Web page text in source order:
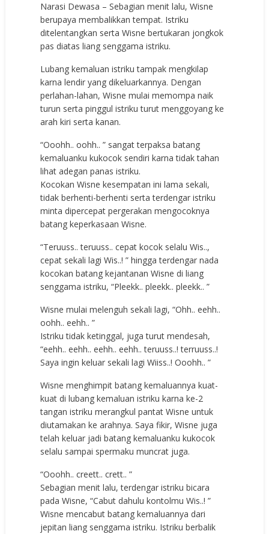
Narasi Dewasa – Sebagian menit lalu, Wisne
berupaya membalikkan tempat. Istriku
ditelentangkan serta Wisne bertukaran jongkok
pas diatas liang senggama istriku.
Lubang kemaluan istriku tampak mengkilap
karna lendir yang dikeluarkannya. Dengan
perlahan-lahan, Wisne mulai memompa naik
turun serta pinggul istriku turut menggoyang ke
arah kiri serta kanan.
“Ooohh.. oohh.. ” sangat terpaksa batang
kemaluanku kukocok sendiri karna tidak tahan
lihat adegan panas istriku.
Kocokan Wisne kesempatan ini lama sekali,
tidak berhenti-berhenti serta terdengar istriku
minta dipercepat pergerakan mengocoknya
batang keperkasaan Wisne.
“Teruuss.. teruuss.. cepat kocok selalu Wis..,
cepat sekali lagi Wis..! ” hingga terdengar nada
kocokan batang kejantanan Wisne di liang
senggama istriku, “Pleekk.. pleekk.. pleekk.. ”
Wisne mulai melenguh sekali lagi, “Ohh.. eehh..
oohh.. eehh.. ”
Istriku tidak ketinggal, juga turut mendesah,
“eehh.. eehh.. eehh.. eehh.. teruuss..! terruuss..!
Saya ingin keluar sekali lagi Wiiss..! Ooohh.. ”
Wisne menghimpit batang kemaluannya kuat-
kuat di lubang kemaluan istriku karna ke-2
tangan istriku merangkul pantat Wisne untuk
diutamakan ke arahnya. Saya fikir, Wisne juga
telah keluar jadi batang kemaluanku kukocok
selalu sampai spermaku muncrat juga.
“Ooohh.. creett.. crett.. ”
Sebagian menit lalu, terdengar istriku bicara
pada Wisne, “Cabut dahulu kontolmu Wis..! ”
Wisne mencabut batang kemaluannya dari
jepitan liang senggama istriku. Istriku berbalik